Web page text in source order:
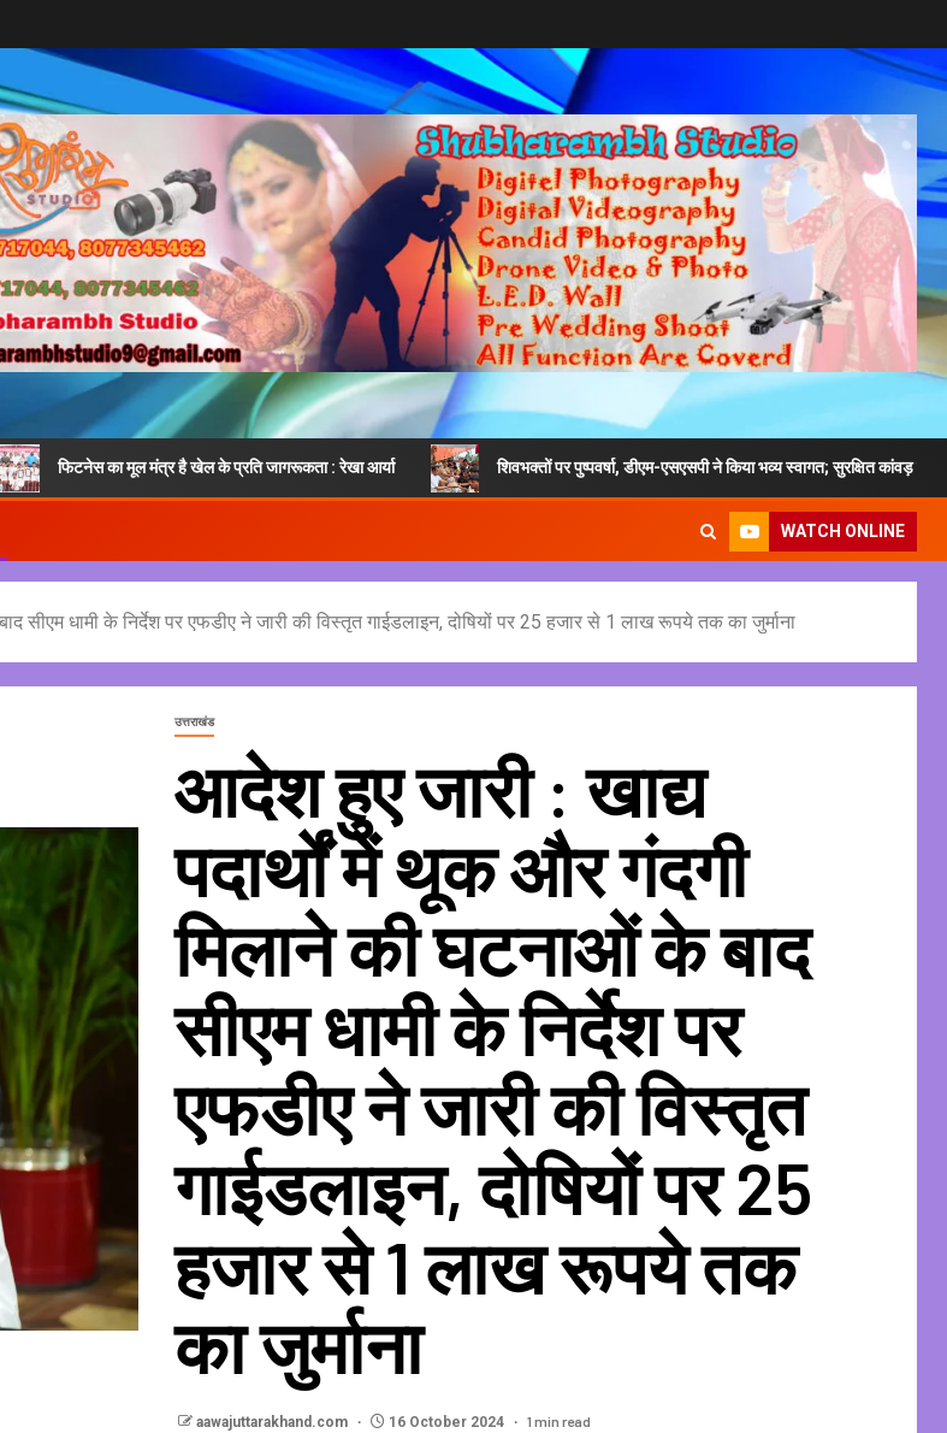
का मूल मंत्र है खेल के प्रति जागरूकता : रेखा आर्या शिवभक्तों पर पुष्पवर्षा, डीएम-एसएसपी ने किया भव्य स्वागत; सुरक्षित कांवड़ यात्रा का दिया संदेश
WATCH ONLINE
सीएम धामी के निर्देश पर एफडीए ने जारी की विस्तृत गाईडलाइन, दोषियों पर 25 हजार से 1 लाख रूपये तक का जुर्माना
उत्तराखंड
आदेश हुए जारी : खाद्य
पदार्थों में थूक और गंदगी
मिलाने की घटनाओं के बाद
सीएम धामी के निर्देश पर
एफडीए ने जारी की विस्तृत
गाईडलाइन, दोषियों पर 25
हजार से 1 लाख रूपये तक
का जुर्माना
aawajuttarakhand.com 16 October 2024 1 min read